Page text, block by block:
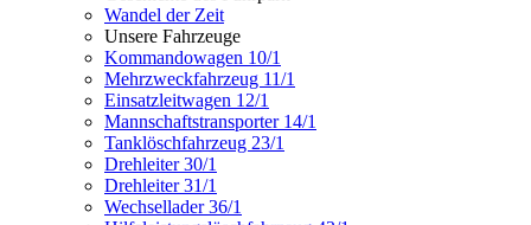
Wandel der Zeit
Unsere Fahrzeuge
Kommandowagen 10/1
Mehrzweckfahrzeug 11/1
Einsatzleitwagen 12/1
Mannschaftstransporter 14/1
Tanklöschfahrzeug 23/1
Drehleiter 30/1
Drehleiter 31/1
Wechsellader 36/1